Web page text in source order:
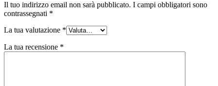
Il tuo indirizzo email non sarà pubblicato. I campi obbligatori sono
contrassegnati *
La tua valutazione *
La tua recensione *